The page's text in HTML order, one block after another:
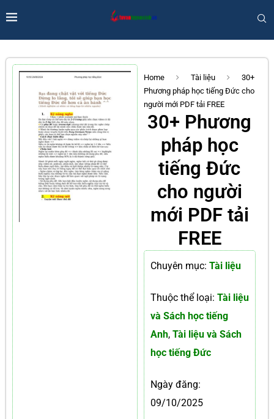
Home Tài liệu
30+
Phương pháp học tiếng Đức cho
người mới PDF tải FREE
30+ Phương
pháp học
tiếng Đức
cho người
mới PDF tải
FREE
Chuyên mục: Tài liệu
Thuộc thể loại: Tài liệu
và Sách học tiếng
Anh, Tài liệu và Sách
học tiếng Đức
Ngày đăng:
09/10/2025